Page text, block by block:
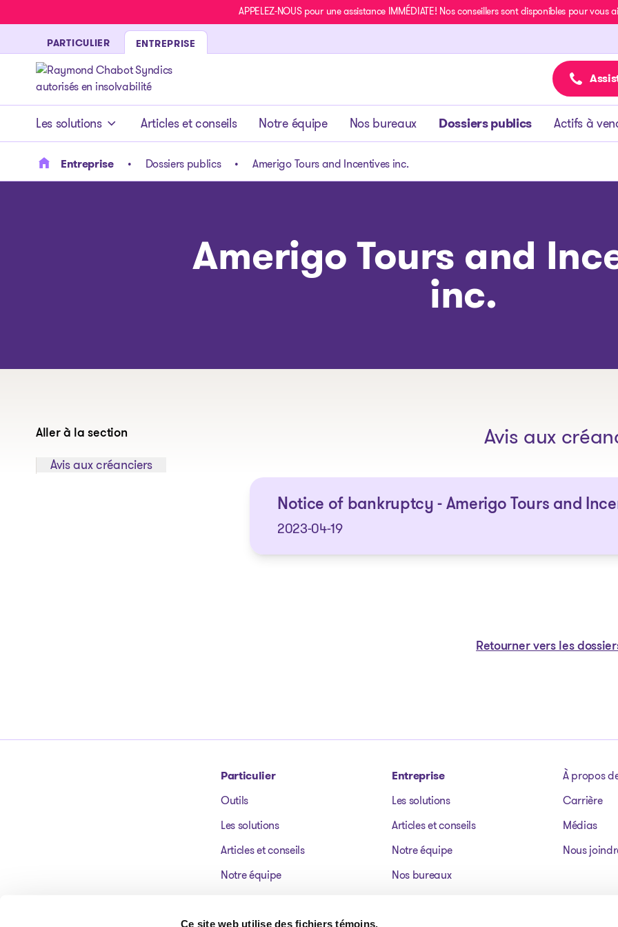
Ce site web utilise des fichiers témoins.
APPELEZ-NOUS pour une assistance IMMÉDIATE! Nos conseillers sont disponibles pour vous
PARTICULIER ENTREPRISE
- page d’accueil
Les solutions
Les solutions
Articles et conseils Notre équipe Nos bureaux Dossiers publics Actifs à
Entreprise Dossiers publics Amerigo Tours and Incentives inc.
Amerigo Tours and
inc.
Aller à la section
Sauter à la section:
Avis aux créanciers
Avis aux
Notice of bankruptcy - Amerigo Tours and
2023-04-19
Retourner vers les
Particulier
Outils
Les solutions
Articles et conseils
Notre équipe
Entreprise
Les solutions
Articles et conseils
Notre équipe
Nos bureaux
À propos
Carrière
Médias
Nous